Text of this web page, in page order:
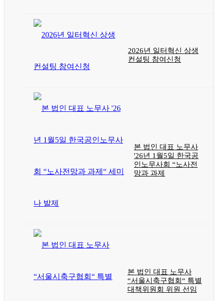
2026년 일터혁신 상생
컨설팅 참여신청
본 법인 대표 노무사
'26년 1월5일 한국공
인노무사회 “노사전
망과 과제
본 법인 대표 노무사
“서울시축구협회“ 특별
대책위원회 위원 선임